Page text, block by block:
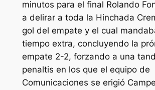
minutos para el final Rolando
a delirar a toda la Hinchada
gol del empate y el cual
tiempo extra, concluyendo la
empate 2-2, forzando a una
penaltis en los que el equipo de
Comunicaciones se erigió